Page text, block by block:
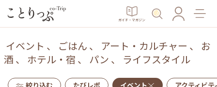
ガイド・マガジン
イベント 、 ごはん 、 アート・カルチャー 、 お
酒 、 ホテル・宿 、 パン 、 ライフスタイル
絞り込む たびレポ イベント アクティビテ